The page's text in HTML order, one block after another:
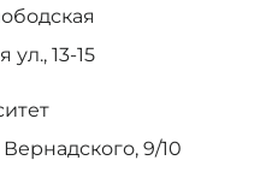
13-15
9/10